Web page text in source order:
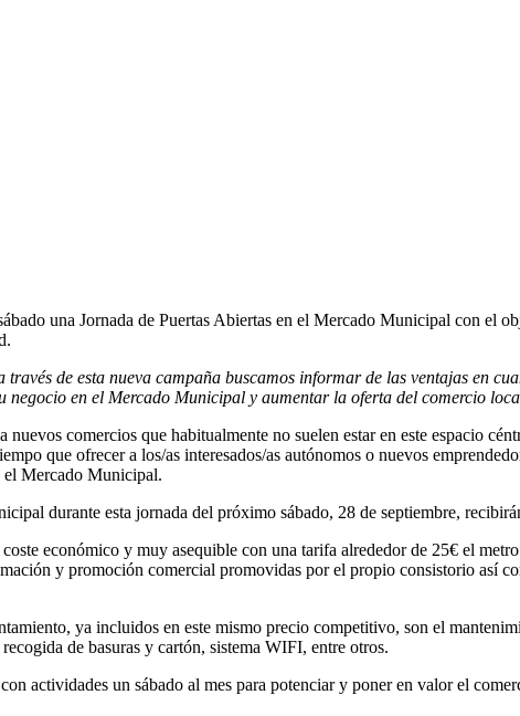
una Jornada de Puertas Abiertas en el Mercado Municipal con el
través de esta nueva campaña buscamos informar de las ventajas en
negocio en el Mercado Municipal y aumentar la oferta del comercio
comercios que habitualmente no suelen estar en este espacio
que ofrecer a los/as interesados/as autónomos o nuevos
el Mercado Municipal.
durante esta jornada del próximo sábado, 28 de septiembre,
económico y muy asequible con una tarifa alrededor de 25€ el
y promoción comercial promovidas por el propio consistorio así
ya incluidos en este mismo precio competitivo, son el
de basuras y cartón, sistema WIFI, entre otros.
actividades un sábado al mes para potenciar y poner en valor el